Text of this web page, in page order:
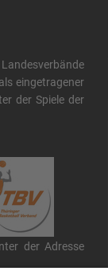
eingetragener
der Spiele der
der Adresse